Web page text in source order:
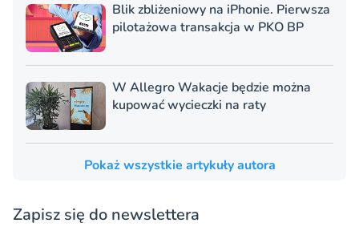
Blik zbliżeniowy na iPhonie. Pierwsza
pilotażowa transakcja w PKO BP
W Allegro Wakacje będzie można
kupować wycieczki na raty
Pokaż wszystkie artykuły autora
Zapisz się do newslettera